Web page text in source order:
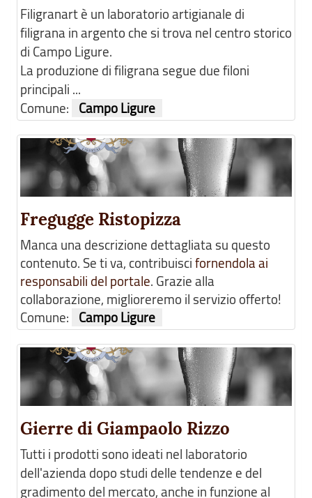
Filigranart è un laboratorio artigianale di
filigrana in argento che si trova nel centro storico
di Campo Ligure.
La produzione di filigrana segue due filoni
principali ...
Comune:
Campo Ligure
Fregugge Ristopizza
Manca una descrizione dettagliata su questo
contenuto. Se ti va, contribuiscifornendola ai
responsabili del portale. Grazie alla
collaborazione, miglioreremo il servizio offerto!
Comune:
Campo Ligure
Gierre di Giampaolo Rizzo
Tutti i prodotti sono ideati nel laboratorio
dell'azienda dopo studi delle tendenze e del
gradimento del mercato, anche in funzione al